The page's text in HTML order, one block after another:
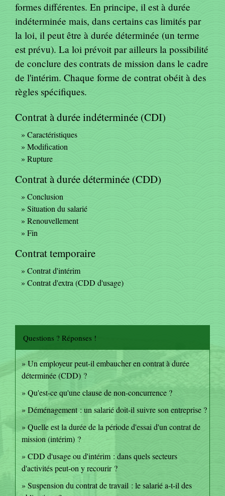
formes différentes. En principe, il est à durée
indéterminée mais, dans certains cas limités par
la loi, il peut être à durée déterminée (un terme
est prévu). La loi prévoit par ailleurs la possibilité
de conclure des contrats de mission dans le cadre
de l'intérim. Chaque forme de contrat obéit à des
règles spécifiques.
Contrat à durée indéterminée (CDI)
Caractéristiques
Modification
Rupture
Contrat à durée déterminée (CDD)
Conclusion
Situation du salarié
Renouvellement
Fin
Contrat temporaire
Contrat d'intérim
Contrat d'extra (CDD d'usage)
Questions ? Réponses !
Un employeur peut-il embaucher en contrat à durée
déterminée (CDD) ?
Qu'est-ce qu'une clause de non-concurrence ?
Déménagement : un salarié doit-il suivre son entreprise ?
Quelle est la durée de la période d'essai d'un contrat de
mission (intérim) ?
CDD d'usage ou d'intérim : dans quels secteurs
d'activités peut-on y recourir ?
Suspension du contrat de travail : le salarié a-t-il des